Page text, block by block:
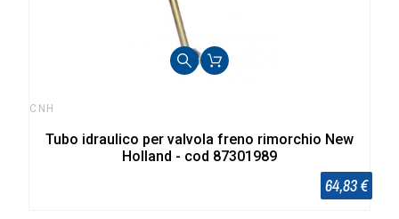
CNH
Tubo idraulico per valvola freno rimorchio New
Holland - cod 87301989
64,83 €